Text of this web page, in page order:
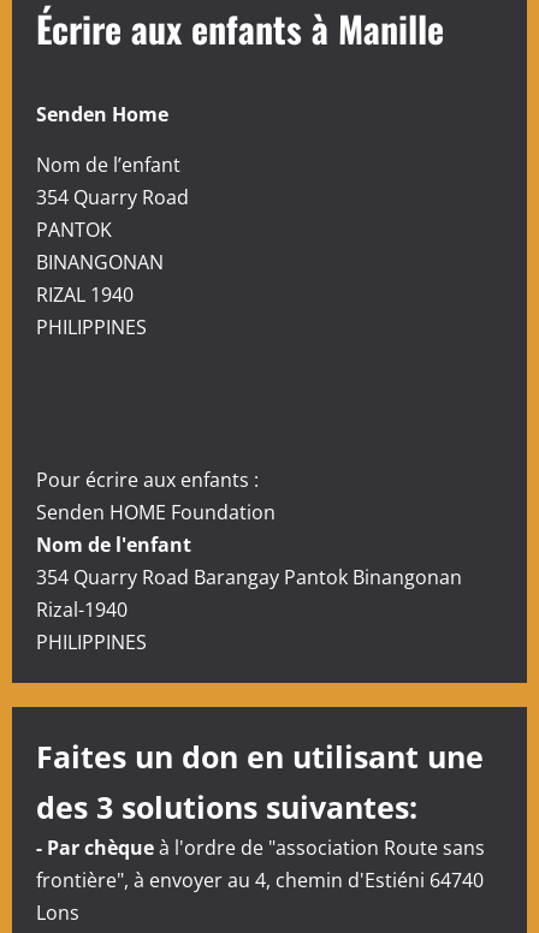
Écrire aux enfants à Manille
Senden Home
Nom de l’enfant
354 Quarry Road
PANTOK
BINANGONAN
RIZAL 1940
PHILIPPINES
Pour écrire aux enfants :
Senden HOME Foundation
Nom de l'enfant
354 Quarry Road Barangay Pantok Binangonan
Rizal-1940
PHILIPPINES
Faites un don en utilisant une
des 3 solutions suivantes:
- Par chèqueà l'ordre de "association Route sans
frontière", à envoyer au 4, chemin d'Estiéni 64740
Lons